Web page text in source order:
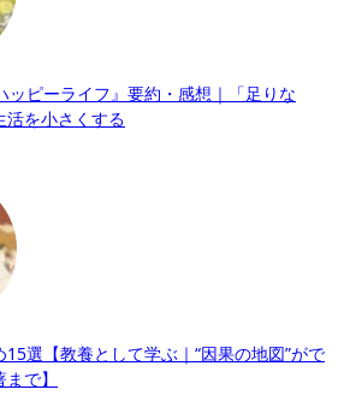
ッピーライフ』要約・感想｜「足りな
活を小さくする
選【教養として学ぶ｜“因果の地図”がで
で】